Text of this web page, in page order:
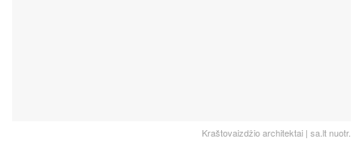
Kraštovaizdžio architektai | sa.lt nuotr.